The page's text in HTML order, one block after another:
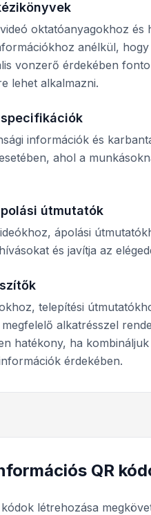
oktatóanyagokhoz
anélkül,
vonzerő érdekében
lehet alkalmazni.
specifikációk
információk és
ahol a
útmutatók
ápolási
és javítja az
telepítési
alkatrésszel
hatékony, ha kombináljuk
érdekében.
QR
létrehozása